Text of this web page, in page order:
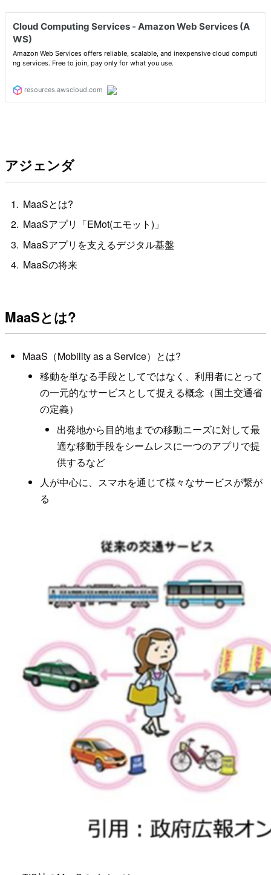
アジェンダ
MaaSとは?
MaaSアプリ「EMot(エモット)」
MaaSアプリを支えるデジタル基盤
MaaSの将来
MaaSとは?
MaaS（Mobility as a Service）とは?
移動を単なる手段としてではなく、利用者にとって
の一元的なサービスとして捉える概念（国土交通省
の定義）
出発地から目的地までの移動ニーズに対して最
適な移動手段をシームレスに一つのアプリで提
供するなど
人が中心に、スマホを通じて様々なサービスが繋が
る